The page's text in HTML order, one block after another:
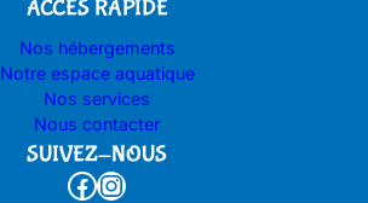
ACCÉS RAPIDE
Nos hébergements
Notre espace aquatique
Nos services
Nous contacter
SUIVEZ-NOUS
Facebook Instagram